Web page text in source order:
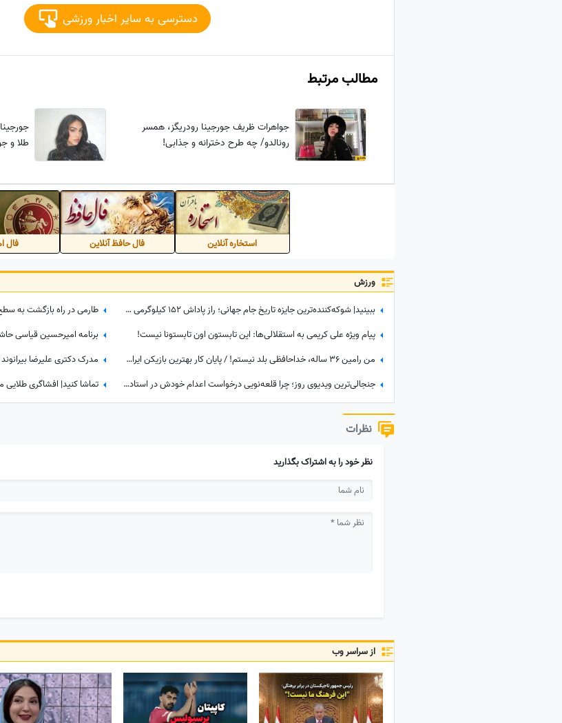
دسترسی به سایر اخبار ورزشی
مطالب مرتبط
جواهرات ظریف جورجینا رودریگز، همسر
رونالدو/ چه طرح دخترانه و جذابی!
طلا و
استخاره آنلاین فال حافظ آنلاین فال
ورزش
ببینید| شوکه‌کننده‌ترین جایزه تاریخ جام جهانی؛ راز پاداش 152 کیلوگرمی برای بازیکنان اسپانیا چیست؟
پیام ویژه علی کریمی به استقلالی‌ها: این تابستون اون تابستونا نیست!
من رامین 36 ساله، خداحافظی بلد نیستم! / پایان کار بهترین بازیکن ایران در جام جهانی با استقلال تهران
مدرک دکتری علیرضا
جنجالی‌ترین ویدیوی روز؛ چرا قلعه‌نویی درخواست اعدام خودش در استادیوم آزادی رو کرد؟
نظرات
نظر خود را به اشتراک بگذارید
از سراسر وب